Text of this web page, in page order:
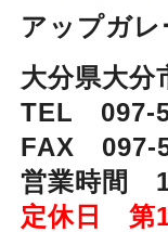
アップガ
大分県大分
TEL 097-
FAX 097-
営業時間
定休日 第1